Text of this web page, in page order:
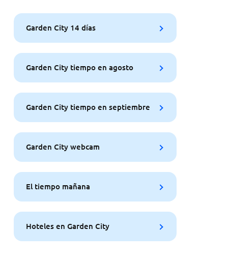
Garden City 14 días
Garden City tiempo en agosto
Garden City tiempo en septiembre
Garden City webcam
El tiempo mañana
Hoteles en Garden City